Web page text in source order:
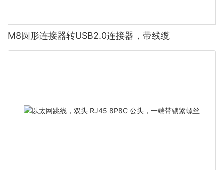
M8圆形连接器转USB2.0连接器，带线缆